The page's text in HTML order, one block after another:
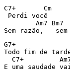
C7+       Cm
Perdi você
G7+				Bm7
Todo fim de
C7+
E uma saudade